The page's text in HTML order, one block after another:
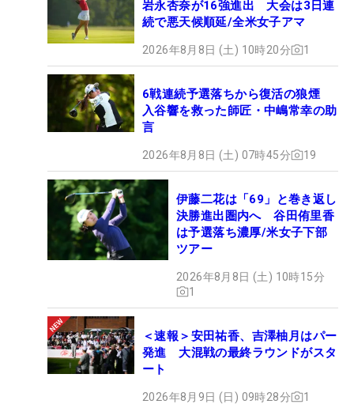
岩永杏奈が16強進出 大会は3日連
続で悪天候順延/全米女子アマ
2026年8月8日 (土) 10時20分 1
6戦連続予選落ちから復活の狼煙
入谷響を救った師匠・中嶋常幸の助
言
2026年8月8日 (土) 07時45分 19
伊藤二花は「69」と巻き返し
決勝進出圏内へ 谷田侑里香
は予選落ち濃厚/米女子下部
ツアー
2026年8月8日 (土) 10時15分
1
＜速報＞安田祐香、吉澤柚月はパー
発進 大混戦の最終ラウンドがスタ
ート
2026年8月9日 (日) 09時28分 1